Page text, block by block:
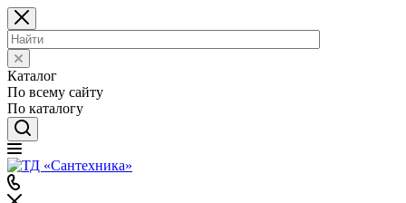
Каталог
По всему сайту
По каталогу